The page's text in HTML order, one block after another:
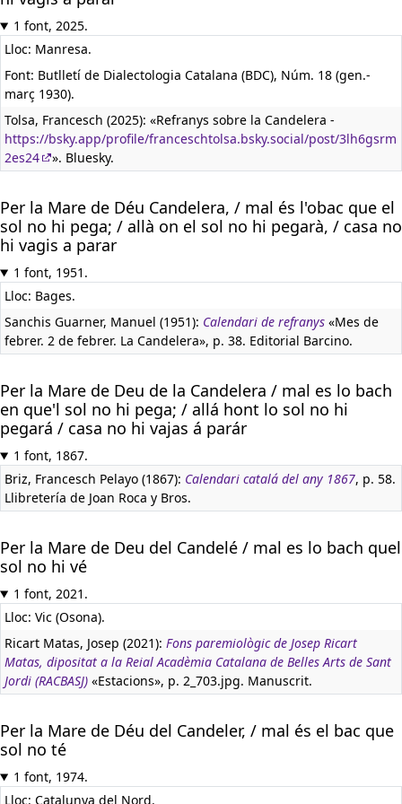
1 font, 2025.
Lloc: Manresa.
Font: Butlletí de Dialectologia Catalana (BDC), Núm. 18 (gen.-
març 1930).
Tolsa, Francesch (2025): «Refranys sobre la Candelera -
https://bsky.app/profile/franceschtolsa.bsky.social/post/3lh6gsrm
2es24
». Bluesky.
Per la Mare de Déu Candelera, / mal és l'obac que el
sol no hi pega; / allà on el sol no hi pegarà, / casa no
hi vagis a parar
1 font, 1951.
Lloc: Bages.
Sanchis Guarner, Manuel (1951): Calendari de refranys «Mes de
febrer. 2 de febrer. La Candelera», p. 38. Editorial Barcino.
Per la Mare de Deu de la Candelera / mal es lo bach
en que'l sol no hi pega; / allá hont lo sol no hi
pegará / casa no hi vajas á parár
1 font, 1867.
Briz, Francesch Pelayo (1867): Calendari catalá del any 1867, p. 58.
Llibretería de Joan Roca y Bros.
Per la Mare de Deu del Candelé / mal es lo bach quel
sol no hi vé
1 font, 2021.
Lloc: Vic (Osona).
Ricart Matas, Josep (2021): Fons paremiològic de Josep Ricart
Matas, dipositat a la Reial Acadèmia Catalana de Belles Arts de Sant
Jordi (RACBASJ) «Estacions», p. 2_703.jpg. Manuscrit.
Per la Mare de Déu del Candeler, / mal és el bac que
sol no té
1 font, 1974.
Lloc: Catalunya del Nord.